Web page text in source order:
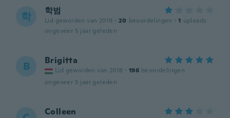
학 학범
Lid geworden van 2019 · 20 beoordelingen · 1 uploads
ongeveer 5 jaar geleden
B Brigitta
Lid geworden van 2018 · 196 beoordelingen
ongeveer 5 jaar geleden
Colleen